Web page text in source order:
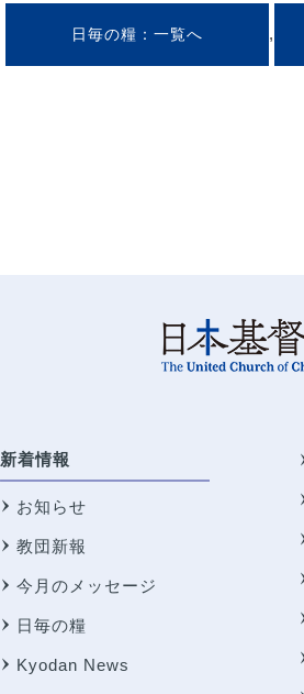
日毎の糧 ,
新着情報
お知らせ
教団新報
今月のメッセージ
日毎の糧
Kyodan News